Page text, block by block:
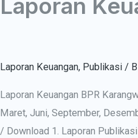
Laporan
Laporan Keuangan, Publikasi /
Laporan Keuangan BPR
Maret, Juni, September,
/ Download 1. Laporan
Keuangan